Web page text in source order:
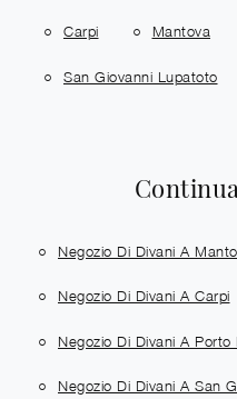
Carpi Mantova
San Giovanni Lupatoto
Negozio Di Divani A
Negozio Di Divani A Carpi
Negozio Di Divani A Porto
Negozio Di Divani A San